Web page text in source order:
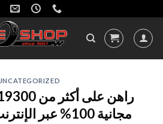
مجانية 100% عبر الإنترنت بدون تحميل